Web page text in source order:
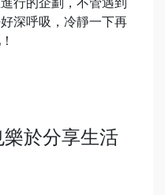
深呼吸，冷靜一下再
於分享生活